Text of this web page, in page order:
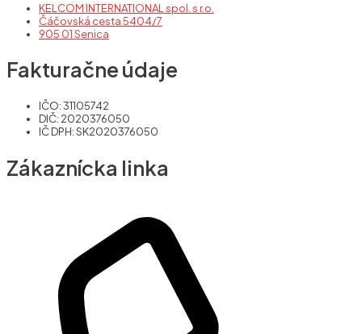
KELCOM INTERNATIONAL spol. s r.o.
Čáčovská cesta 5404/7
905 01 Senica
Fakturačne údaje
IČO: 31105742
DIČ: 2020376050
IČ DPH: SK2020376050
Zákaznícka linka